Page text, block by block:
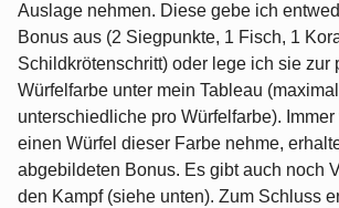
Auslage nehmen. Diese gebe ich
Bonus aus (2 Siegpunkte, 1 Fisch, 1
Schildkrötenschritt) oder lege ich sie zur
Würfelfarbe unter mein Tableau
unterschiedliche pro Würfelfarbe).
einen Würfel dieser Farbe nehme,
abgebildeten Bonus. Es gibt auch noch
den Kampf (siehe unten). Zum Schluss